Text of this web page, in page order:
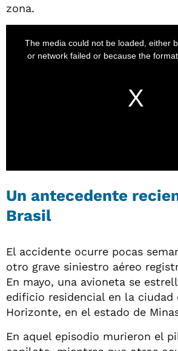
zona.
Un antecedente
Brasil
El accidente ocurre pocas
otro grave siniestro aéreo
En mayo, una avioneta se
edificio residencial en la ciudad
Horizonte, en el estado de
En aquel episodio murieron el